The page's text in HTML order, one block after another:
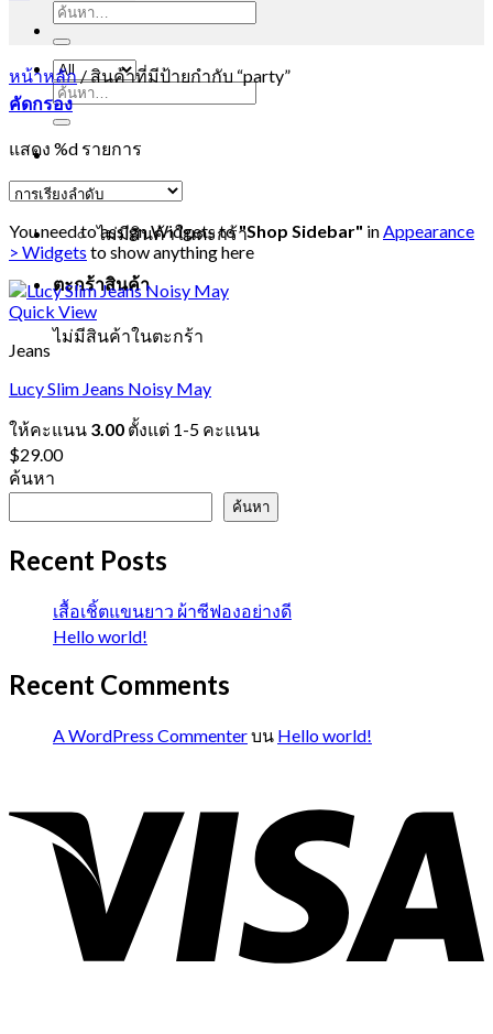
ค้นหา:
ไม่มีสินค้าในตะกร้า
ตะกร้าสินค้า
ไม่มีสินค้าในตะกร้า
ค้นหา:
หน้าหลัก/สินค้าที่มีป้ายกำกับ “party”
คัดกรอง
แสดง %d รายการ
You need to assign Widgets to"Shop Sidebar" inAppearance
> Widgets to show anything here
Quick View
Jeans
Lucy Slim Jeans Noisy May
ให้คะแนน 3.00 ตั้งแต่ 1-5 คะแนน
$29.00
ค้นหา
ค้นหา
Recent Posts
เสื้อเชิ้ตแขนยาว ผ้าซีฟองอย่างดี
Hello world!
Recent Comments
A WordPress Commenterบน Hello world!